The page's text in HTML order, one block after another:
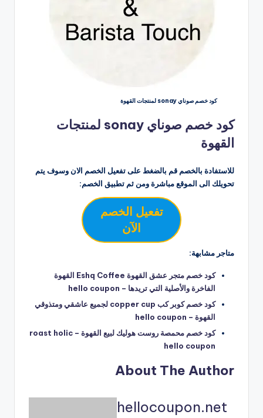
كود خصم صوناي sonay لمنتجات القهوة
كود خصم صوناي sonay لمنتجات
القهوة
للاستفادة بالخصم قم بالضغط على تفعيل الخصم الان وسوف يتم
تحويلك الى الموقع مباشرة ومن ثم تطبيق الخصم:
تفعيل الخصم
الآن
متاجر مشابهة:
كود خصم متجر عشق القهوة Eshq Coffee القهوة
الفاخرة والأصلية التي تريدها – hello coupon
كود خصم كوبر كب copper cup لجميع عاشقي ومتذوقي
القهوة – hello coupon
كود خصم محمصة روست هوليك لبيع القهوة roast holic –
hello coupon
About The Author
hellocoupon.net